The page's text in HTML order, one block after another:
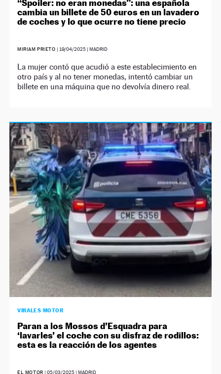
“Spoiler: no eran monedas”: una española
cambia un billete de 50 euros en un lavadero
de coches y lo que ocurre no tiene precio
MIRIAM PRIETO | 19/04/2025| MADRID
La mujer contó que acudió a este establecimiento en
otro país y al no tener monedas, intentó cambiar un
billete en una máquina que no devolvía dinero real.
VIRALES MOTOR
Paran a los Mossos d’Esquadra para
‘lavarles’ el coche con su disfraz de rodillos:
esta es la reacción de los agentes
EL MOTOR | 05/03/2025| MADRID